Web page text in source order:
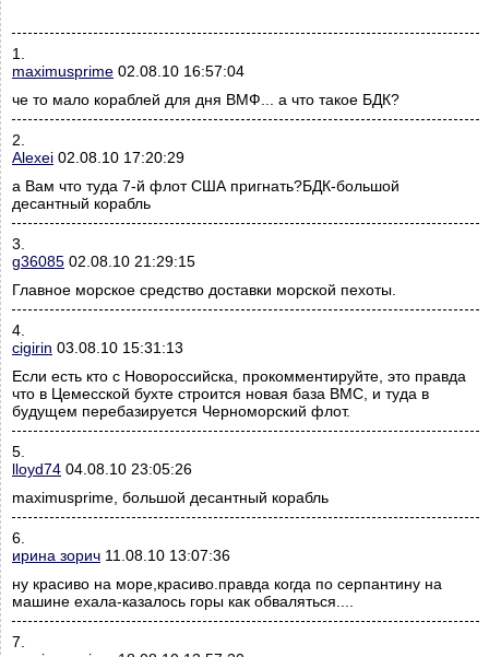
1.
maximusprime 02.08.10 16:57:04
че то мало кораблей для дня ВМФ... а что такое БДК?
2.
Alexei 02.08.10 17:20:29
а Вам что туда 7-й флот США пригнать?БДК-большой
десантный корабль
3.
g36085 02.08.10 21:29:15
Главное морское средство доставки морской пехоты.
4.
cigirin 03.08.10 15:31:13
Если есть кто с Новороссийска, прокомментируйте, это правда
что в Цемесской бухте строится новая база ВМС, и туда в
будущем перебазируется Черноморский флот.
5.
lloyd74 04.08.10 23:05:26
maximusprime, большой десантный корабль
6.
ирина зорич 11.08.10 13:07:36
ну красиво на море,красиво.правда когда по серпантину на
машине ехала-казалось горы как обваляться....
7.